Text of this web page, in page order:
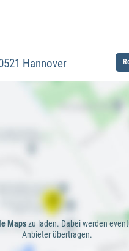
Hannover
Mapszu laden. Dabei werden
Anbieter übertragen.